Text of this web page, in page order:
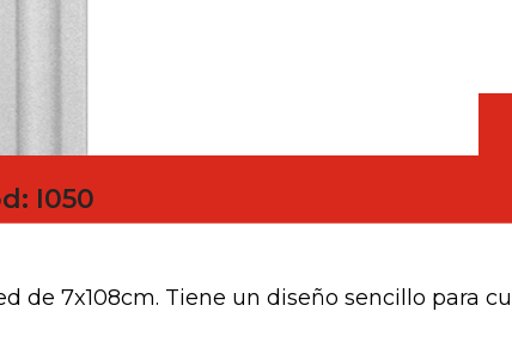
I050
de 7x108cm. Tiene un diseño sencillo para